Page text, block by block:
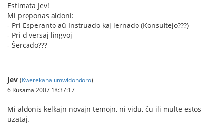
Estimata Jev!
Mi proponas aldoni:
- Pri Esperanto aŭ Instruado kaj lernado (Konsultejo???)
- Pri diversaj lingvoj
- Ŝercado???
Jev (Kwerekana umwidondoro)
6 Rusama 2007 18:37:17
Mi aldonis kelkajn novajn temojn, ni vidu, ĉu ili multe estos
uzataj.